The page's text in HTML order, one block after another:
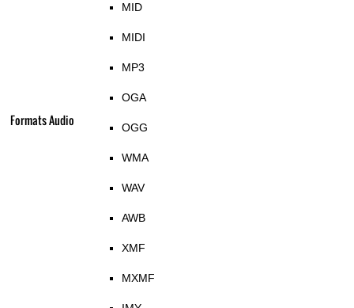
Formats Audio
MID
MIDI
MP3
OGA
OGG
WMA
WAV
AWB
XMF
MXMF